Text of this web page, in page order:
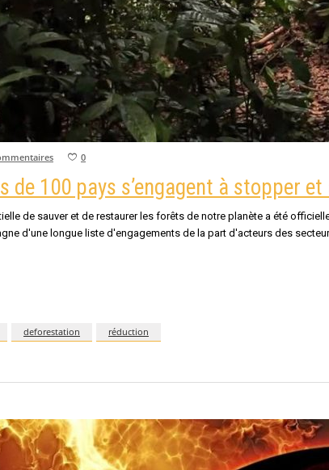
0
de 100 pays s’engagent à stopper
de sauver et de restaurer les forêts de notre planète a été
d'une longue liste d'engagements de la part d'acteurs des
deforestation réduction